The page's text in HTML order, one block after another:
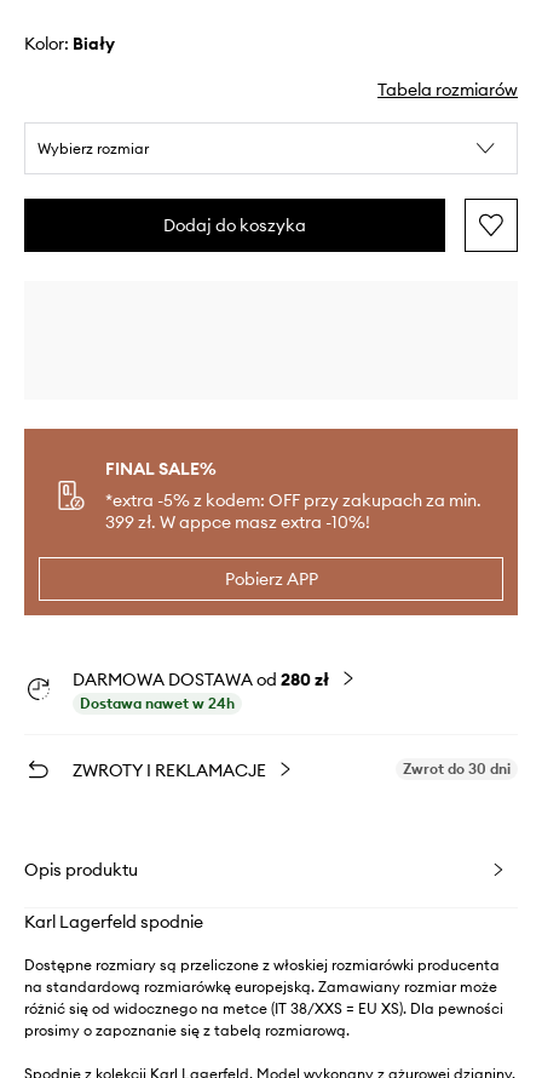
Kolor: biały
Tabela rozmiarów
Wybierz rozmiar
Dodaj do koszyka
FINAL SALE%
*extra -5% z kodem: OFF przy zakupach za min.
399 zł. W appce masz extra -10%!
Pobierz APP
DARMOWA DOSTAWA od 280 zł
Dostawa nawet w 24h
ZWROTY I REKLAMACJE Zwrot do 30 dni
Opis produktu
Karl Lagerfeld spodnie
Dostępne rozmiary są przeliczone z włoskiej rozmiarówki producenta
na standardową rozmiarówkę europejską. Zamawiany rozmiar może
różnić się od widocznego na metce (IT 38/XXS = EU XS). Dla pewności
prosimy o zapoznanie się z tabelą rozmiarową.
Spodnie z kolekcji Karl Lagerfeld. Model wykonany z ażurowej dzianiny.